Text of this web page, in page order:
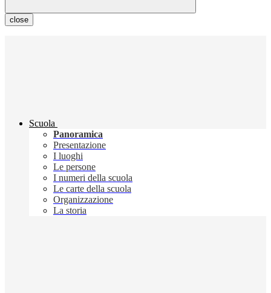
close
Scuola
Panoramica
Presentazione
I luoghi
Le persone
I numeri della scuola
Le carte della scuola
Organizzazione
La storia